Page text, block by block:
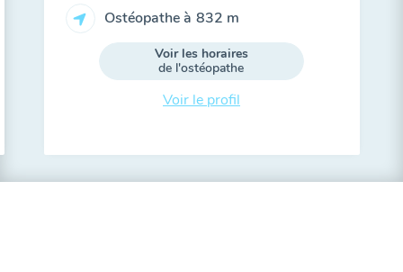
Ostéopathe à 832 m
Voir les horaires
de l'ostéopathe
Voir le profil